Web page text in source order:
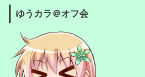
ゆうカラ＠オフ会